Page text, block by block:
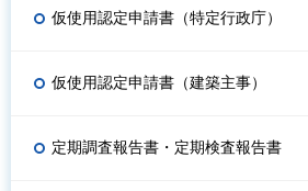
仮使用認定申請書（特定行政庁）
仮使用認定申請書（建築主事）
定期調査報告書・定期検査報告書